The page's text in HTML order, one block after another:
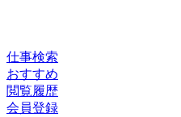
仕事検索
おすすめ
閲覧履歴
会員登録